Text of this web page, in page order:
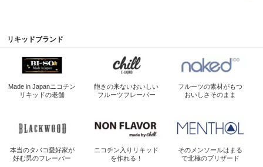
リキッドブランド
Made in Japanニコチン
リキッドの老舗
飽きの来ないおいしい
フルーツフレーバー
フルーツの素材がもつ
おいしさそのまま
本当のタバコ愛好家が
好む男のフレーバー
ニコチン入り リキッド
を作れる！
そのメンソールは まる
で北極のブリザード